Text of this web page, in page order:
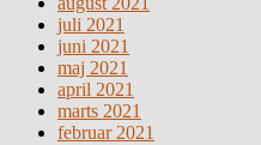
juli 2021
juni 2021
maj 2021
april 2021
marts 2021
februar 2021